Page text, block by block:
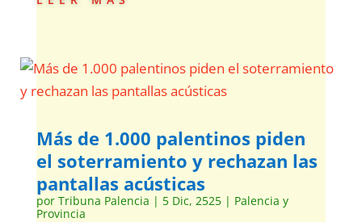
Más de 1.000 palentinos piden
el soterramiento y rechazan las
pantallas acústicas
por Tribuna Palencia | 5 Dic, 2525| Palencia y
Provincia